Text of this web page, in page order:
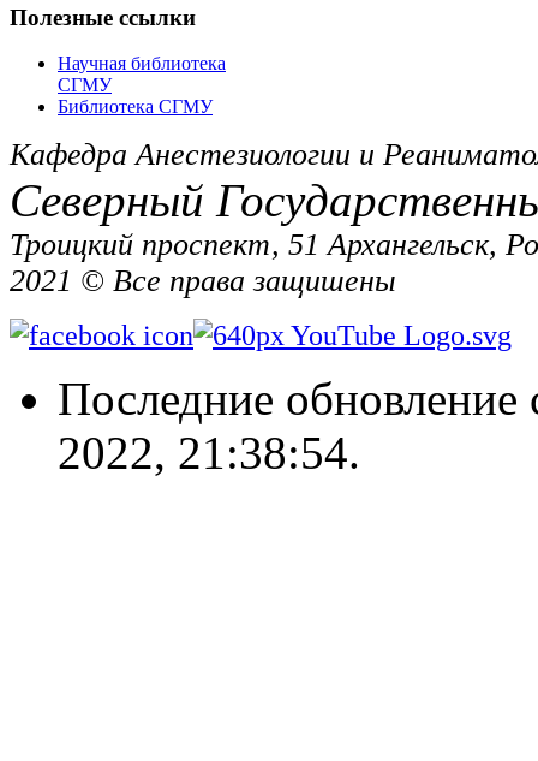
Полезные ссылки
Научная библиотека
СГМУ
Библиотека СГМУ
Кафедра Анестезиологии и
Северный
Троицкий проспект, 51 Архангельск,
2021 © Все права защишены
Последние обновление
2022, 21:38:54.